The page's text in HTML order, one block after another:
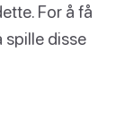
For å få
spille disse